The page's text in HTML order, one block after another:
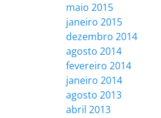
maio 2015
janeiro 2015
dezembro 2014
agosto 2014
fevereiro 2014
janeiro 2014
agosto 2013
abril 2013